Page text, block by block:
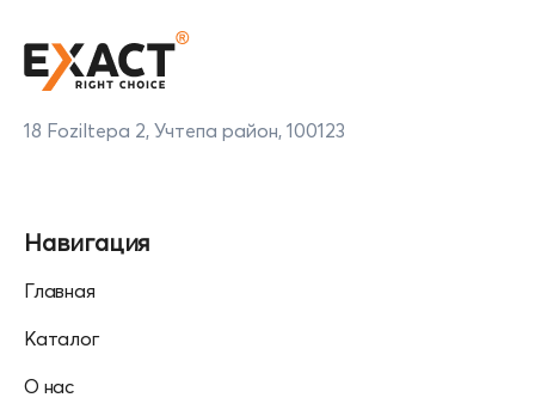
18 Foziltepa 2, Учтепа район, 100123
Навигация
Главная
Каталог
О нас